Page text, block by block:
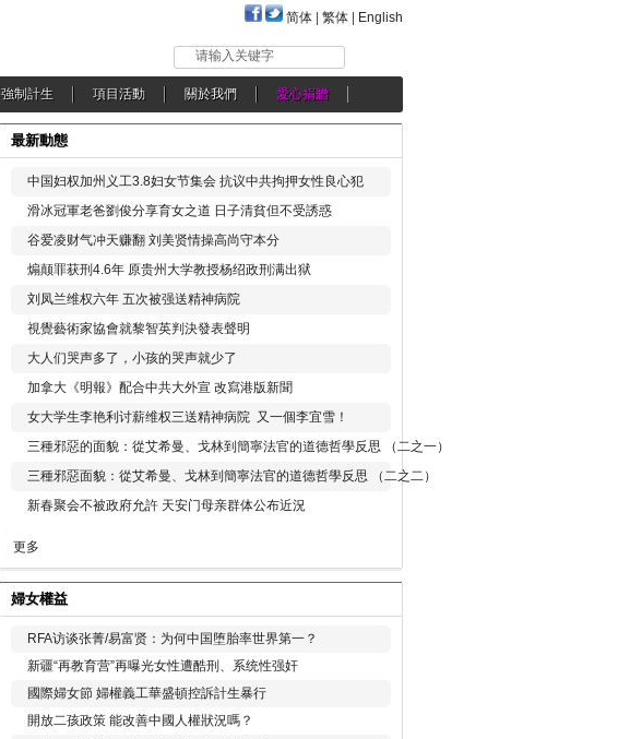
简体 繁体 English
请输入关键字
強制計生 項目活動 關於我們 愛心捐贈
最新動態
中国妇权加州义工3.8妇女节集会 抗议中共拘押女性良心犯
滑冰冠軍老爸劉俊分享育女之道 日子清貧但不受誘惑
谷爱凌财气冲天赚翻 刘美贤情操高尚守本分
煽颠罪获刑4.6年 原贵州大学教授杨绍政刑满出狱
刘凤兰维权六年 五次被强送精神病院
視覺藝術家協會就黎智英判決發表聲明
大人们哭声多了，小孩的哭声就少了
加拿大《明報》配合中共大外宣 改寫港版新聞
女大学生李艳利讨薪维权三送精神病院 又一個李宜雪！
三種邪惡的面貌：從艾希曼、戈林到簡寧法官的道德哲學反思 （二之一）
三種邪惡面貌：從艾希曼、戈林到簡寧法官的道德哲學反思 （二之二）
新春聚会不被政府允許 天安门母亲群体公布近況
更多
婦女權益
RFA访谈张菁/易富贤：为何中国堕胎率世界第一？
新疆“再教育营”再曝光女性遭酷刑、系统性强奸
國際婦女節 婦權義工華盛頓控訴計生暴行
開放二孩政策 能改善中國人權狀況嗎？